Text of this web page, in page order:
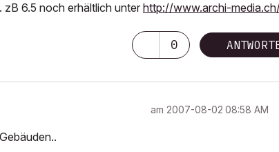
zB 6.5 noch erhältlich unter http://www.archi-
0
am ‎2007-08-02 08:58 AM